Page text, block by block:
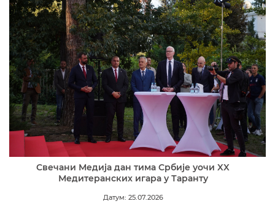
Свечани Медија дан тима Србије уочи XX
Медитеранских игара у Таранту
Датум: 25.07.2026